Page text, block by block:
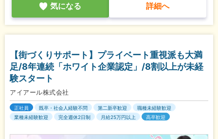
気になる 詳細へ
【街づくりサポート】プライベート重視派も大満
足/8年連続「ホワイト企業認定」/8割以上が未経
験スタート
アイアール株式会社
正社員 既卒・社会人経験不問 第二新卒歓迎
職種未経験歓迎
業種未経験歓迎
完全週休2日制 月給25万円以上 高卒歓迎